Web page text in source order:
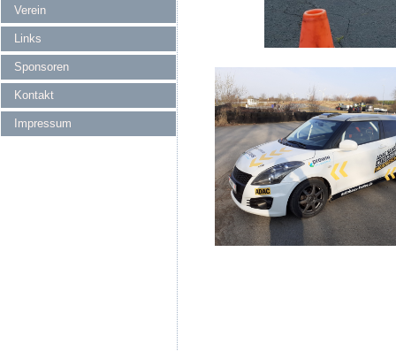
Verein
Links
Sponsoren
Kontakt
Impressum